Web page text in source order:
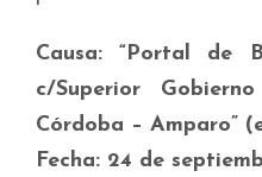
Causa: “Portal de
c/Superior
Córdoba – Amparo”
Fecha: 24 de